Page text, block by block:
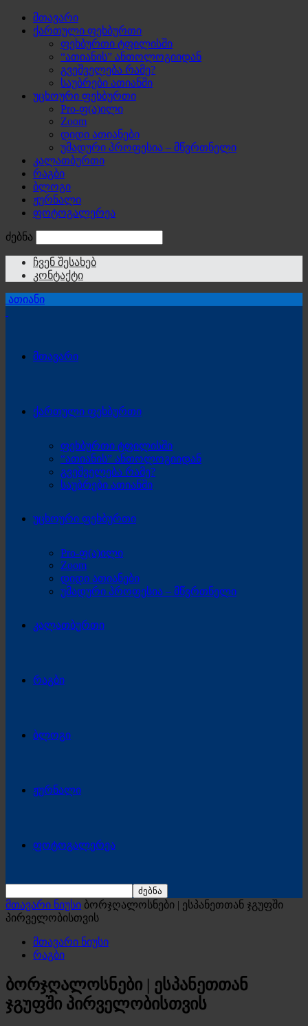
მთავარი
ქართული ფეხბურთი
ფეხბურთი ტფილისში
“ათიანის” ანთოლოგიიდან
გვეშველება რამე?
საუბრები ათიანში
უცხოური ფეხბურთი
Pro-ფ(ა)ილი
Zoom
დიდი ათიანები
უმადური პროფესია – მწვრთნელი
კალათბურთი
რაგბი
ბლოგი
ჟურნალი
ფოტოგალერეა
ძებნა
ჩვენ შესახებ
კონტაქტი
ათიანი
მთავარი
ქართული ფეხბურთი
ფეხბურთი ტფილისში
“ათიანის” ანთოლოგიიდან
გვეშველება რამე?
საუბრები ათიანში
უცხოური ფეხბურთი
Pro-ფ(ა)ილი
Zoom
დიდი ათიანები
უმადური პროფესია – მწვრთნელი
კალათბურთი
რაგბი
ბლოგი
ჟურნალი
ფოტოგალერეა
მთავარი ნიუსი ბორჯღალოსნები | ესპანეთთან ჯგუფში
პირველობისთვის
მთავარი ნიუსი
რაგბი
ბორჯღალოსნები | ესპანეთთან
ჯგუფში პირველობისთვის